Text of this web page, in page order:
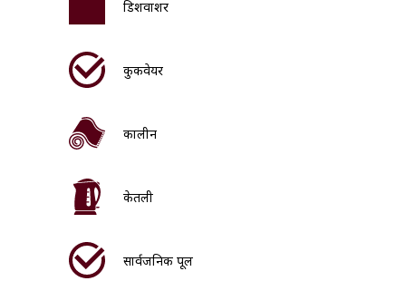
डिशवाशर
कुकवेयर
कालीन
केतली
सार्वजनिक पूल